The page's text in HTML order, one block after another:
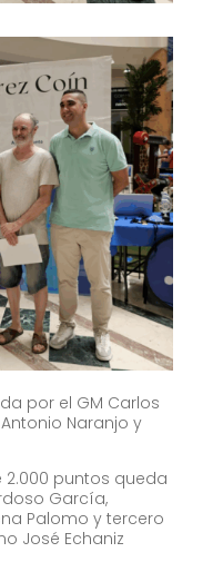
por el GM Carlos
Naranjo y
2.000 puntos queda
García,
Palomo y tercero
José Echaniz